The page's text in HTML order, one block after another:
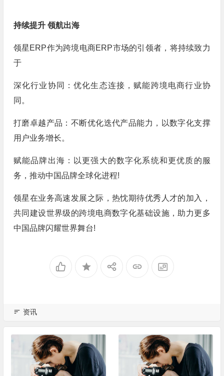
持续提升 领航出海
领星ERP作为跨境电商ERP市场的引领者，将持续致力
于
深化行业协同：优化生态连接，赋能跨境电商行业协
同。
打磨卓越产品：不断优化迭代产品能力，以数字化支撑
用户业务增长。
赋能品牌出海：以更强大的数字化系统和更优质的服
务，推动中国品牌全球化进程!
领星在业务高速发展之际，热忱期待优秀人才的加入，
共同建设世界级的跨境电商数字化基础设施，助力更多
中国品牌闪耀世界舞台!
资讯